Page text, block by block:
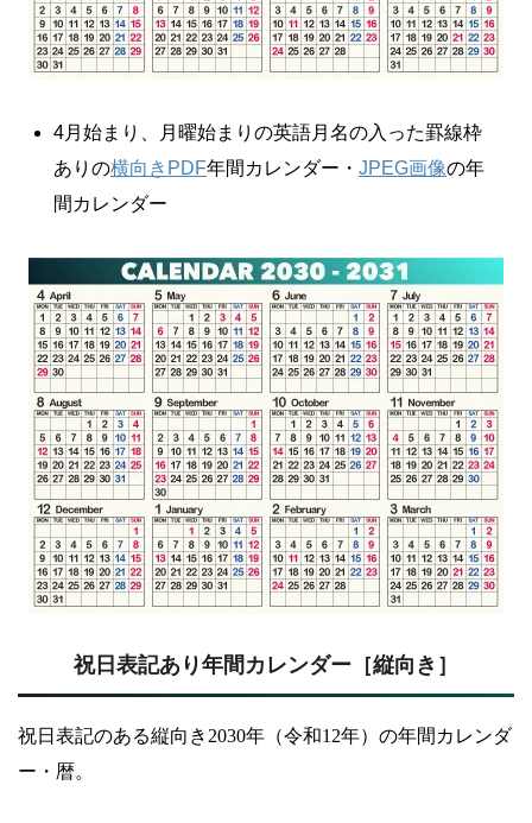
4月始まり、月曜始まりの英語月名の入った罫線枠
ありの横向きPDF年間カレンダー・ JPEG画像の年
間カレンダー
祝日表記あり年間カレンダー［縦向き］
祝日表記のある縦向き2030年（令和12年）の年間カレンダ
ー・暦。